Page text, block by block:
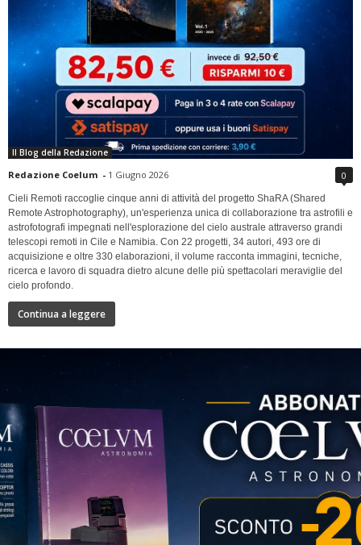
Il Blog della Redazione
Redazione Coelum - 1 Giugno 2026 0
Cieli Remoti raccoglie cinque anni di attività del progetto ShaRA (Shared
Remote Astrophotography), un'esperienza unica di collaborazione tra astrofili e
astrofotografi impegnati nell'esplorazione del cielo australe attraverso grandi
telescopi remoti in Cile e Namibia. Con 22 progetti, 34 autori, 493 ore di
acquisizione e oltre 330 elaborazioni, il volume racconta immagini, tecniche,
ricerca e lavoro di squadra dietro alcune delle più spettacolari meraviglie del
cielo profondo.
Continua a leggere